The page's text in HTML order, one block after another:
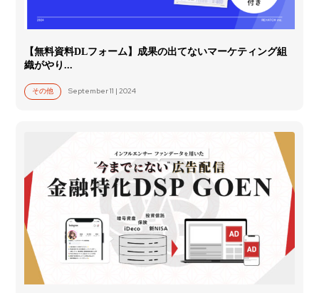
【無料資料DLフォーム】成果の出てないマーケティング組
織がやり...
その他 September 11 | 2024